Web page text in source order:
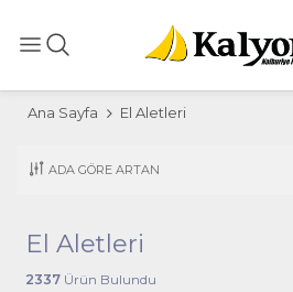
Ana Sayfa El Aletleri
El Aletleri
2337Ürün Bulundu